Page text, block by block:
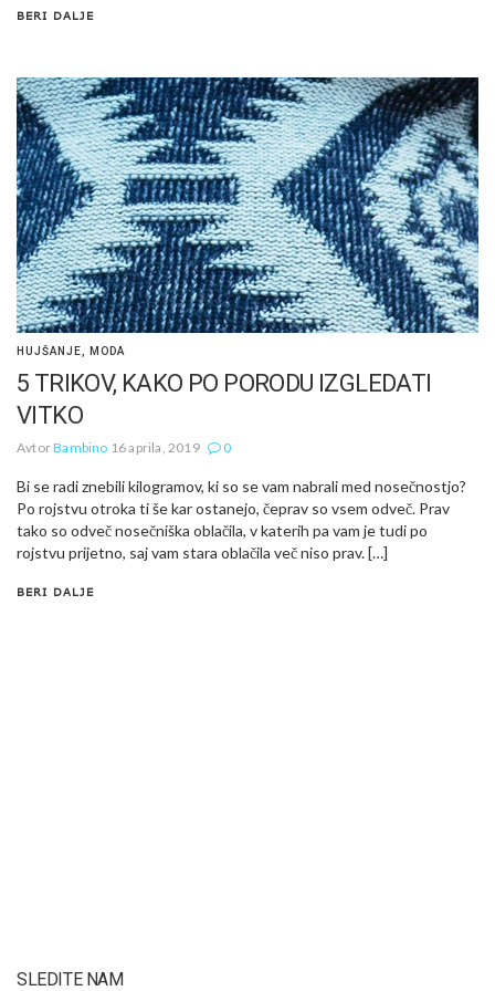
BERI DALJE
HUJŠANJE MODA
5 TRIKOV, KAKO PO PORODU IZGLEDATI
VITKO
AvtorBambino 16 aprila, 2019 0
Bi se radi znebili kilogramov, ki so se vam nabrali med nosečnostjo?
Po rojstvu otroka ti še kar ostanejo, čeprav so vsem odveč. Prav
tako so odveč nosečniška oblačila, v katerih pa vam je tudi po
rojstvu prijetno, saj vam stara oblačila več niso prav. […]
BERI DALJE
SLEDITE NAM